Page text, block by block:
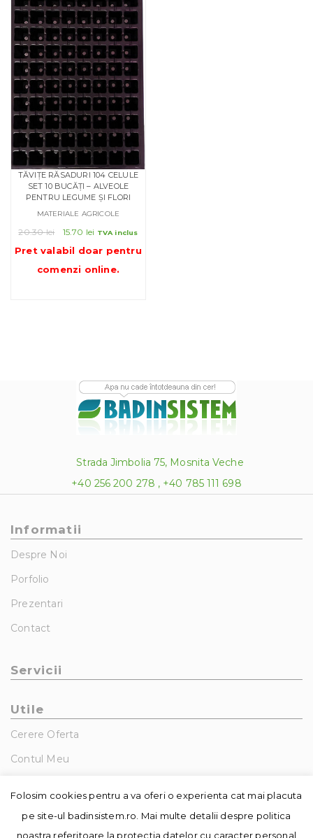
TĂVIȚE RĂSADURI 104 CELULE
SET 10 BUCĂȚI – ALVEOLE
PENTRU LEGUME ȘI FLORI
MATERIALE AGRICOLE
20.30lei
Prețul
fost:
15.70 lei Prețul
este:
15.70 lei.
TVA inclus
Pret valabil doar pentru
comenzi online.
Strada Jimbolia 75, Mosnita Veche
+40 256 200 278 , +40 785 111 698
Informatii
Despre Noi
Porfolio
Prezentari
Contact
Servicii
Utile
Cerere Oferta
Contul Meu
Folosim cookies pentru a va oferi o experienta cat mai placuta
pe site-ul badinsistem.ro. Mai multe detalii despre politica
noastra referitoare la protectia datelor cu caracter personal